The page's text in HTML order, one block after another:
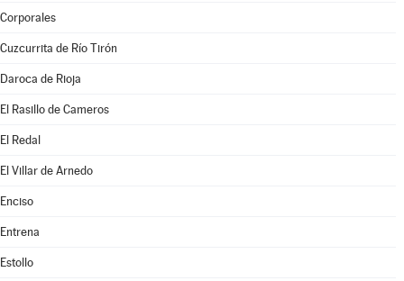
Corporales
Cuzcurrita de Río Tirón
Daroca de Rioja
El Rasillo de Cameros
El Redal
El Villar de Arnedo
Enciso
Entrena
Estollo